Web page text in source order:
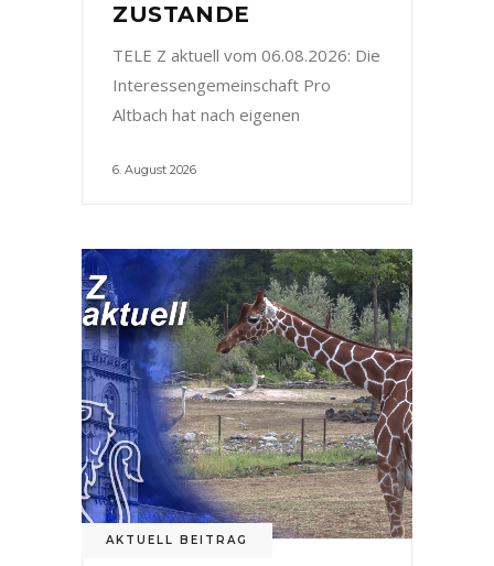
ZUSTANDE
TELE Z aktuell vom 06.08.2026: Die
Interessengemeinschaft Pro
Altbach hat nach eigenen
6. August 2026
AKTUELL BEITRAG